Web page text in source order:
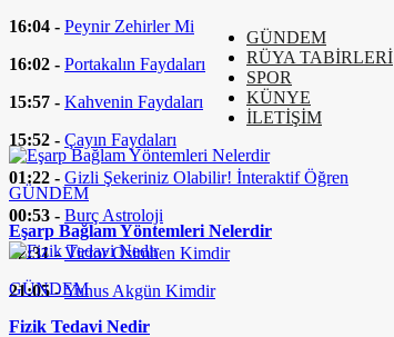
16:04 - Peynir Zehirler Mi
16:02 - Portakalın Faydaları
15:57 - Kahvenin Faydaları
15:52 - Çayın Faydaları
01:22 - Gizli Şekeriniz Olabilir! İnteraktif Öğren
00:53 - Burç Astroloji
22:31 -Victor Osimhen Kimdir
21:05 -Yunus Akgün Kimdir
GÜNDEM
RÜYA TABİRLERİ
SPOR
KÜNYE
İLETİŞİM
GÜNDEM
Eşarp Bağlam Yöntemleri Nelerdir
GÜNDEM
Fizik Tedavi Nedir